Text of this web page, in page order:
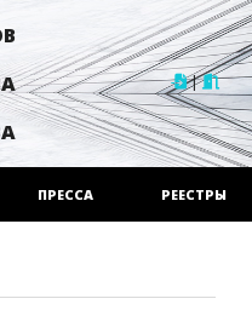
|
ПРЕССА РЕЕСТРЫ